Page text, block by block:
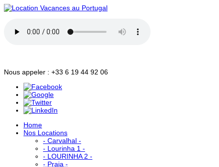
Nous appeler : +33 6 19 44 92 06
Home
Nos Locations
- Carvalhal -
- Lourinha 1 -
- LOURINHA 2 -
- Praia -